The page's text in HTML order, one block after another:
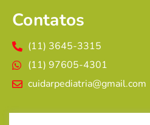
Contatos
(11) 3645-3315
(11) 97605-4301
cuidarpediatria@gmail.com